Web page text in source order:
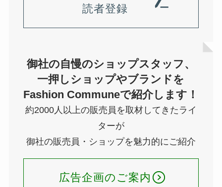
読者登録
御社の自慢のショップスタッフ、
一押しショップやブランドを
Fashion Communeで紹介します！
約2000人以上の販売員を取材してきたライ
ターが
御社の販売員・ショップを魅力的にご紹介
広告企画のご案内